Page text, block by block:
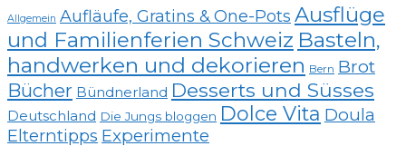
Allgemein Aufläufe, Gratins & One-Pots Ausflüge
und Familienferien Schweiz Basteln,
handwerken und dekorieren Bern Brot
Bücher Bündnerland Desserts und Süsses
Deutschland Die Jungs bloggen Dolce Vita Doula
Elterntipps Experimente